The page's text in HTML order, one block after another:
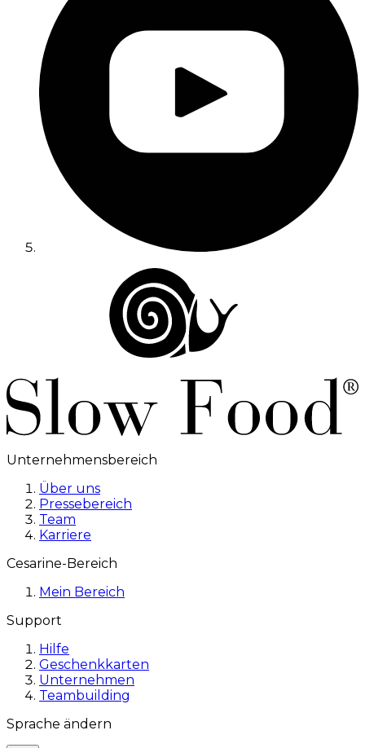
Unternehmensbereich
Über uns
Pressebereich
Team
Karriere
Cesarine-Bereich
Mein Bereich
Support
Hilfe
Geschenkkarten
Unternehmen
Teambuilding
Sprache ändern